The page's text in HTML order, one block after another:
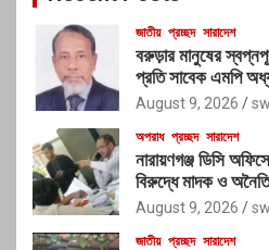
জাতীয় প্রচ্ছদ সারাদেশ
বরুড়ার মানুষের
প্রতি সাবেক এমপি
আহ্বান
August 9, 2026
অপরাধ প্রচ্ছদ সারাদেশ
নারায়ণগঞ্জ ডিসি
বিরুদ্ধে মাদক ও
August 9, 2026
জাতীয় প্রচ্ছদ সারাদেশ